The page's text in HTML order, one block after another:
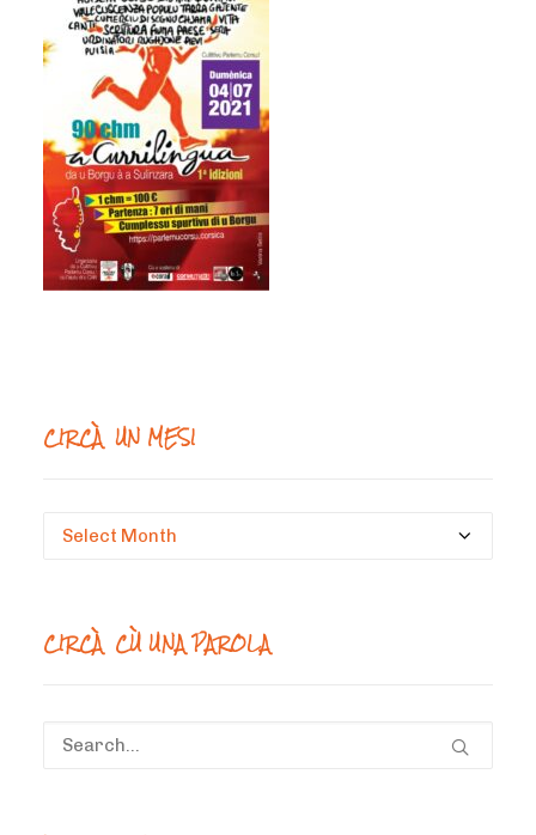
CIRCÀ UN MESI
Circà
CIRCÀ CÙ UNA PAROLA